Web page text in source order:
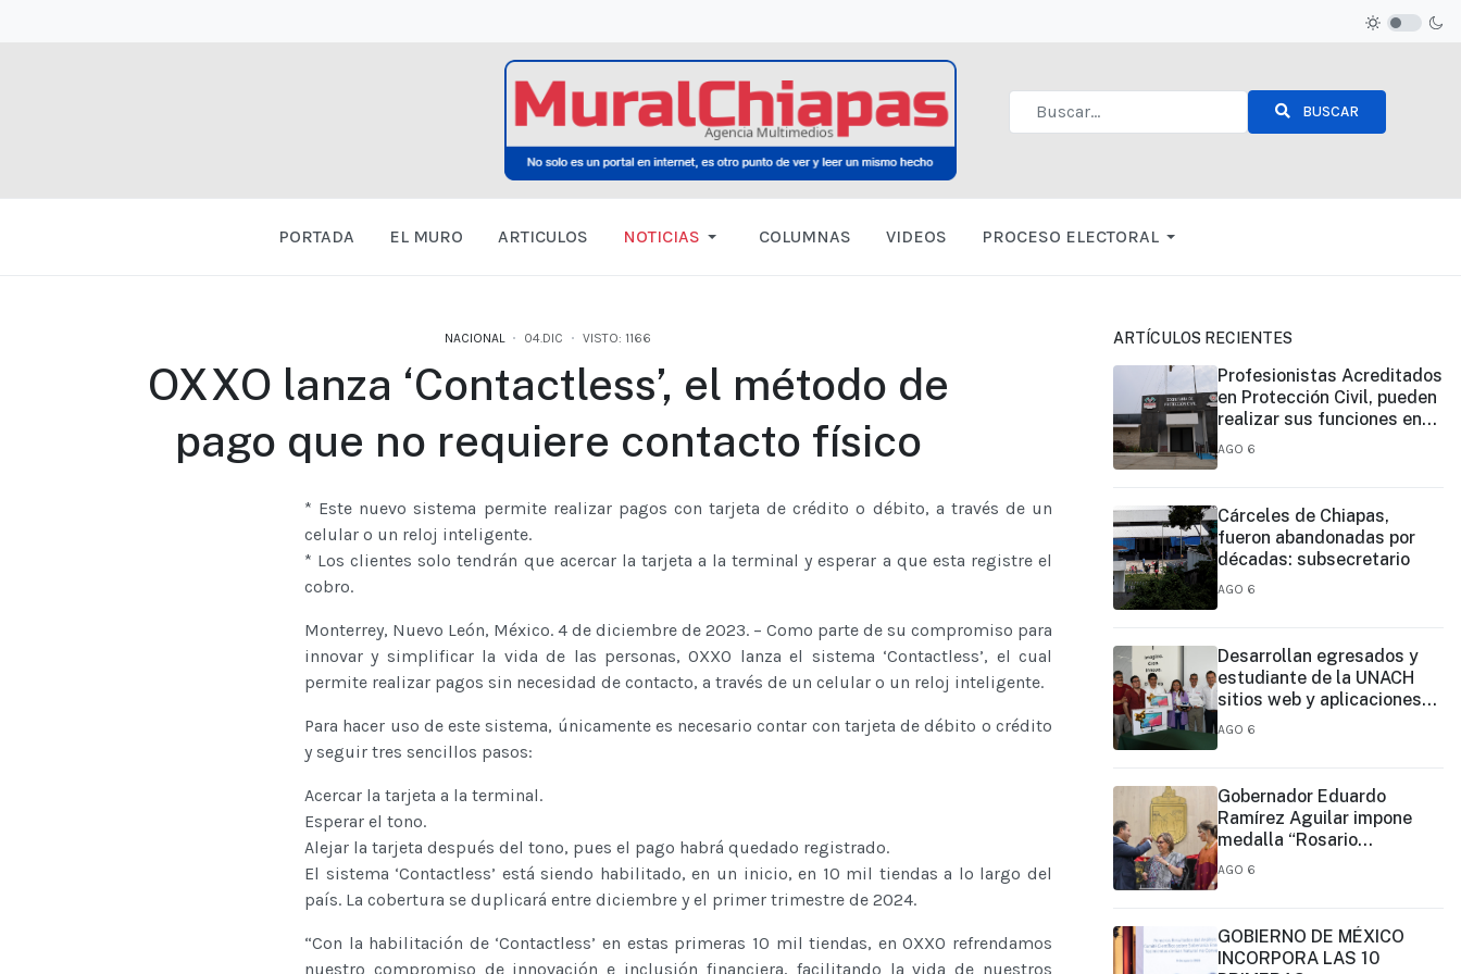
BUSCAR
PORTADA EL MURO ARTICULOS NOTICIAS COLUMNAS VIDEOS PROCESO ELECTORAL
NACIONAL 04.DIC VISTO: 1166
OXXO lanza ‘Contactless’, el método de
pago que no requiere contacto físico
* Este nuevo sistema permite realizar pagos con tarjeta de crédito o débito, a través de un
celular o un reloj inteligente.
* Los clientes solo tendrán que acercar la tarjeta a la terminal y esperar a que esta registre el
cobro.
Monterrey, Nuevo León, México. 4 de diciembre de 2023. – Como parte de su compromiso para
innovar y simplificar la vida de las personas, OXXO lanza el sistema ‘Contactless’, el cual
permite realizar pagos sin necesidad de contacto, a través de un celular o un reloj inteligente.
Para hacer uso de este sistema, únicamente es necesario contar con tarjeta de débito o crédito
y seguir tres sencillos pasos:
Acercar la tarjeta a la terminal.
Esperar el tono.
Alejar la tarjeta después del tono, pues el pago habrá quedado registrado.
El sistema ‘Contactless’ está siendo habilitado, en un inicio, en 10 mil tiendas a lo largo del
país. La cobertura se duplicará entre diciembre y el primer trimestre de 2024.
“Con la habilitación de ‘Contactless’ en estas primeras 10 mil tiendas, en OXXO refrendamos
nuestro compromiso de innovación e inclusión financiera, facilitando la vida de nuestros
ARTÍCULOS RECIENTES
Profesionistas Acreditados
en Protección Civil, pueden
realizar sus funciones en
todo el estado
AGO 6
Cárceles de Chiapas,
fueron abandonadas por
décadas: subsecretario
AGO 6
Desarrollan egresados y
estudiante de la UNACH
sitios web y aplicaciones
móviles para la Cruz Roja y
AGO 6
Gobernador Eduardo
Ramírez Aguilar impone
medalla “Rosario
Castellanos” a Malú Mícher
AGO 6
GOBIERNO DE MÉXICO
INCORPORA LAS 10